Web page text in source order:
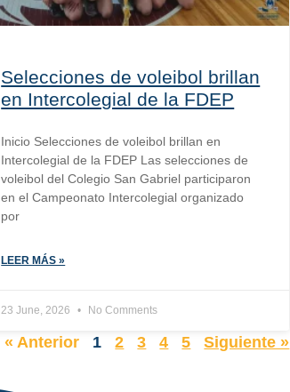
Selecciones de voleibol brillan
en Intercolegial de la FDEP
Inicio Selecciones de voleibol brillan en
Intercolegial de la FDEP Las selecciones de
voleibol del Colegio San Gabriel participaron
en el Campeonato Intercolegial organizado
por
LEER MÁS »
23 June, 2026 No Comments
« Anterior 1 2 3 4 5 Siguiente »